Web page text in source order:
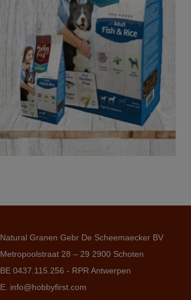
Natural Granen Gebr De Scheemaecker BV
Metropoolstraat 28 – 29 2900 Schoten
BE 0437.115.256 - RPR Antwerpen
E. info@hobbyfirst.com